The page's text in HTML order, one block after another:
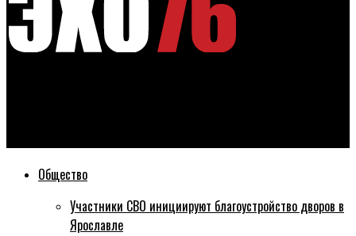
Общество
Участники СВО инициируют благоустройство дворов в
Ярославле